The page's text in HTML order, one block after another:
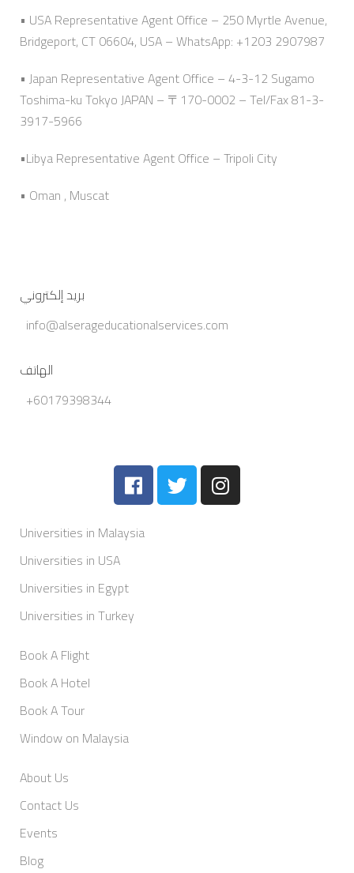
• USA Representative Agent Office – 250 Myrtle Avenue,
Bridgeport, CT 06604, USA – WhatsApp: +1203 2907987
• Japan Representative Agent Office – 4-3-12 Sugamo
Toshima-ku Tokyo JAPAN – 〒170-0002 – Tel/Fax 81-3-
3917-5966
•Libya Representative Agent Office – Tripoli City
• Oman , Muscat
بريد إلكتروني
info@alserageducationalservices.com
الهاتف
+60179398344
Universities in Malaysia
Universities in USA
Universities in Egypt
Universities in Turkey
Book A Flight
Book A Hotel
Book A Tour
Window on Malaysia
About Us
Contact Us
Events
Blog